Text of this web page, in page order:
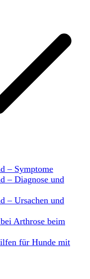
– Symptome
– Diagnose und
– Ursachen und
Arthrose beim
für Hunde mit